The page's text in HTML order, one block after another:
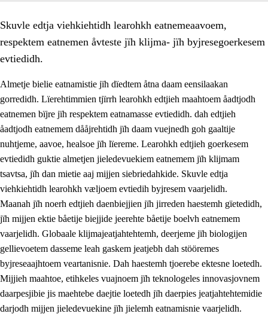
1. Lïerehtimmien aarvoevåarome
1.1 Almetjeaarvoe
1.2 Identiteete jïh kulturellen gellievoete
1.3 Laejhtehks ussjedimmie jïh etihkeles vuajnoe
1.4
Skaepiedimmievoeteaavoe, eadtjohkevoete jïh
goerehtimmievæljoe
Eatnemem krööhkestidh jïh byjresegoerkesevoete
1.6 Demokratije jïh meatanårrome
Skuvle edtja viehkiehtidh learohkh eatnemeaavoem,
respektem eatnemen åvteste jïh klijma- jïh byjresegoerkesem
evtiedidh.
Almetje bielie eatnamistie jïh dïedtem åtna daam eensilaakan
gorredidh. Lïerehtimmien tjïrrh learohkh edtjieh maahtoem åadtjodh
eatnemen bïjre jïh respektem eatnamasse evtiedidh. dah edtjieh
åadtjodh eatnemem dååjrehtidh jïh daam vuejnedh goh gaaltije
nuhtjeme, aavoe, healsoe jïh lïereme. Learohkh edtjieh goerkesem
evtiedidh guktie almetjen jieledevuekiem eatnemem jïh klijmam
tsavtsa, jïh dan mietie aaj mijjen siebriedahkide. Skuvle edtja
viehkiehtidh learohkh væljoem evtiedih byjresem vaarjelidh.
Maanah jïh noerh edtjieh daenbiejjien jïh jirreden haestemh gïetedidh,
jïh mijjen ektie båetije biejjide jeerehte båetije boelvh eatnemem
vaarjelidh. Globaale klijmajeatjahtehtemh, deerjeme jïh biologijen
gellievoetem dasseme leah gaskem jeatjebh dah stööremes
byjreseaajhtoem veartanisnie. Dah haestemh tjoerebe ektesne loetedh.
Mijjieh maahtoe, etihkeles vuajnoem jïh teknologeles innovasjovnem
daarpesjibie jis maehtebe daejtie loetedh jïh daerpies jeatjahtehtemidie
darjodh mijjen jieledevuekine jïh jielemh eatnamisnie vaarjelidh.